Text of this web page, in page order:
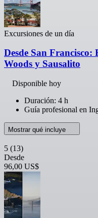
Excursiones de un día
Desde San
Woods y Sausalito
Disponible hoy
Duración: 4 h
Guía profesional en
Mostrar qué incluye
5 (13)
Desde
96,00 US$